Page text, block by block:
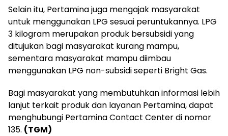
Selain itu, Pertamina juga mengajak masyarakat
untuk menggunakan LPG sesuai peruntukannya. LPG
3 kilogram merupakan produk bersubsidi yang
ditujukan bagi masyarakat kurang mampu,
sementara masyarakat mampu diimbau
menggunakan LPG non-subsidi seperti Bright Gas.
Bagi masyarakat yang membutuhkan informasi lebih
lanjut terkait produk dan layanan Pertamina, dapat
menghubungi Pertamina Contact Center di nomor
135. (TGM)